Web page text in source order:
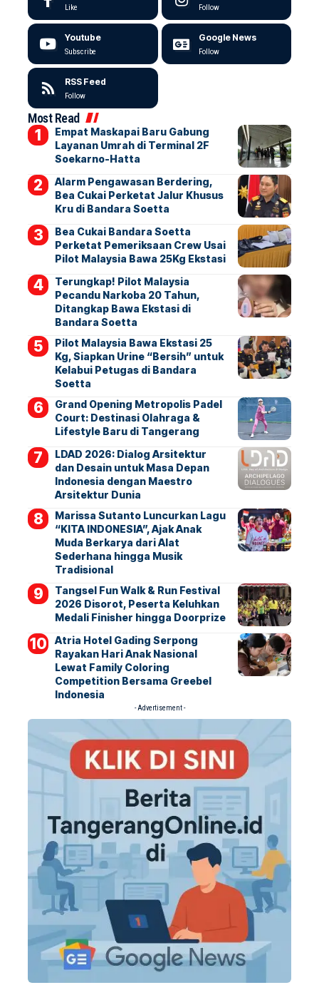
Like Follow
Youtube
Subscribe
Google News
Follow
RSS Feed
Follow
Most Read
Empat Maskapai Baru Gabung
Layanan Umrah di Terminal 2F
Soekarno-Hatta
Alarm Pengawasan Berdering,
Bea Cukai Perketat Jalur Khusus
Kru di Bandara Soetta
Bea Cukai Bandara Soetta
Perketat Pemeriksaan Crew Usai
Pilot Malaysia Bawa 25Kg Ekstasi
Terungkap! Pilot Malaysia
Pecandu Narkoba 20 Tahun,
Ditangkap Bawa Ekstasi di
Bandara Soetta
Pilot Malaysia Bawa Ekstasi 25
Kg, Siapkan Urine “Bersih” untuk
Kelabui Petugas di Bandara
Soetta
Grand Opening Metropolis Padel
Court: Destinasi Olahraga &
Lifestyle Baru di Tangerang
LDAD 2026: Dialog Arsitektur
dan Desain untuk Masa Depan
Indonesia dengan Maestro
Arsitektur Dunia
Marissa Sutanto Luncurkan Lagu
“KITA INDONESIA”, Ajak Anak
Muda Berkarya dari Alat
Sederhana hingga Musik
Tradisional
Tangsel Fun Walk & Run Festival
2026 Disorot, Peserta Keluhkan
Medali Finisher hingga Doorprize
Atria Hotel Gading Serpong
Rayakan Hari Anak Nasional
Lewat Family Coloring
Competition Bersama Greebel
Indonesia
- Advertisement -